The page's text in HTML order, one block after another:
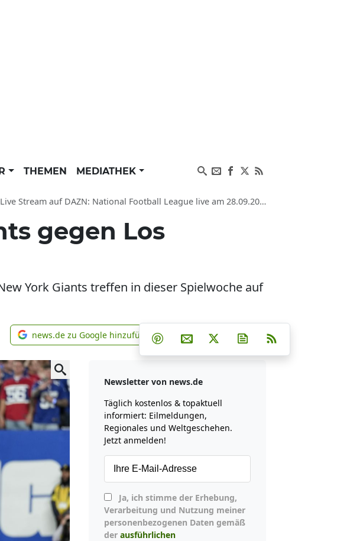
THEMEN MEDIATHEK
Football League live am 28.09.2025 - Übertragung und Spieltermine vom 28.09.2025
gegen Los
York Giants treffen in dieser Spielwoche auf
news.de zu Google hinzufügen
news.de zu Google hinzufügen Teilen auf Facebook
Teilen auf Whatsapp
Teilen auf Telegram
Teilen auf Pinterest
Per E-Mail teilen
Post auf XNewsletter
Newsletter von news.de
Täglich kostenlos & topaktuell
informiert: Eilmeldungen,
Regionales und Weltgeschehen.
Jetzt anmelden!
Verarbeitung und Nutzung meiner
personenbezogenen Daten gemäß
der ausführlichen